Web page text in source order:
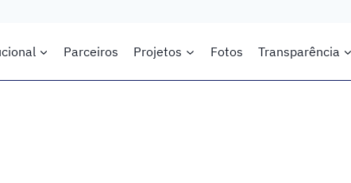
Parceiros Projetos Fotos Transparência